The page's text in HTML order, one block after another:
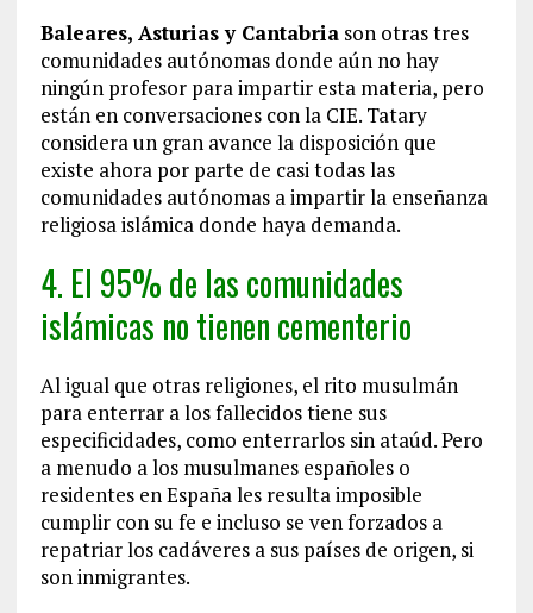
Baleares, Asturias y Cantabriason otras tres
comunidades autónomas donde aún no hay
ningún profesor para impartir esta materia, pero
están en conversaciones con la CIE. Tatary
considera un gran avance la disposición que
existe ahora por parte de casi todas las
comunidades autónomas a impartir la enseñanza
religiosa islámica donde haya demanda.
4. El 95% de las comunidades
islámicas no tienen cementerio
Al igual que otras religiones, el rito musulmán
para enterrar a los fallecidos tiene sus
especificidades, como enterrarlos sin ataúd. Pero
a menudo a los musulmanes españoles o
residentes en España les resulta imposible
cumplir con su fe e incluso se ven forzados a
repatriar los cadáveres a sus países de origen, si
son inmigrantes.